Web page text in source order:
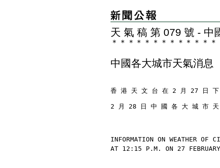
天 氣 稿 第 079 號 - 中
＊ ＊ ＊ ＊ ＊ ＊ ＊ ＊ ＊ ＊ ＊ ＊ ＊
中國各大城市天氣消息
香 港 天 文 台 在 2 月 27 日
2 月 28 日 中 國 各 大 城 市
INFORMATION ON WEATHER
AT 12:15 P.M. ON 27